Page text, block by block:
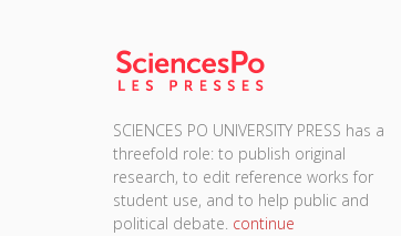
SCIENCES PO UNIVERSITY PRESS has a
threefold role: to publish original
research, to edit reference works for
student use, and to help public and
political debate. continue